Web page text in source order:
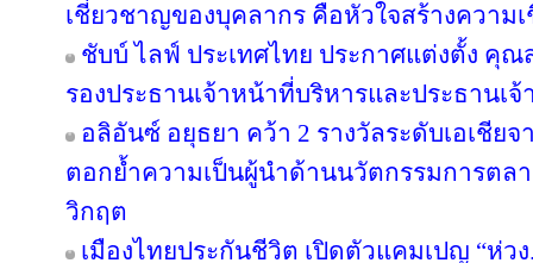
เชี่ยวชาญของบุคลากร คือหัวใจสร้างความ
ชับบ์ ไลฟ์ ประเทศไทย ประกาศแต่งตั้ง คุ
รองประธานเจ้าหน้าที่บริหารและประธานเ
อลิอันซ์ อยุธยา คว้า 2 รางวัลระดับเอเชียจา
ตอกย้ำความเป็นผู้นำด้านนวัตกรรมการตล
วิกฤต
เมืองไทยประกันชีวิต เปิดตัวแคมเปญ “ห่ว